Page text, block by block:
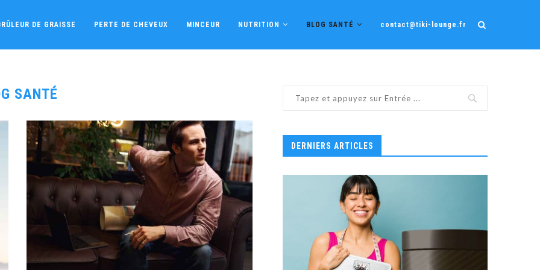
DE GRAISSE PERTE DE CHEVEUX MINCEUR NUTRITION BLOG SANTÉ contact@tiki-lounge.fr
SANTÉ
DERNIERS ARTICLES